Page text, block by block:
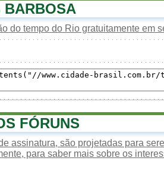
BARBOSA
do tempo do Rio gratuitamente em
FÓRUNS
assinatura, são projetadas para
para saber mais sobre os